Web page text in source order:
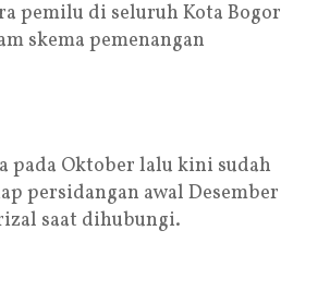
pemilu di seluruh Kota Bogor
skema pemenangan
pada Oktober lalu kini sudah
persidangan awal Desember
saat dihubungi.